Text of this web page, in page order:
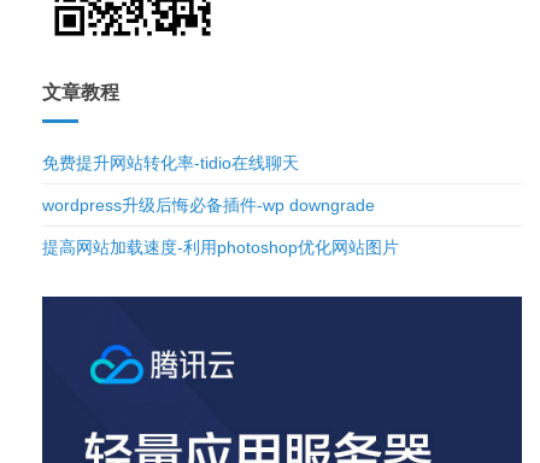
文章教程
免费提升网站转化率-tidio在线聊天
wordpress升级后悔必备插件-wp downgrade
提高网站加载速度-利用photoshop优化网站图片